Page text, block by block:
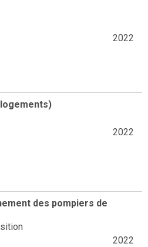
2022
2022
des pompiers de
2022